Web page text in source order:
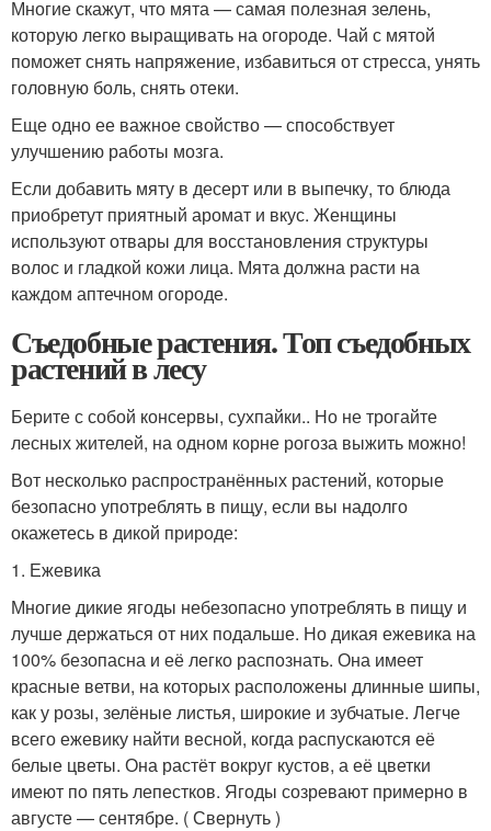
Многие скажут, что мята — самая полезная зелень,
которую легко выращивать на огороде. Чай с мятой
поможет снять напряжение, избавиться от стресса, унять
головную боль, снять отеки.
Еще одно ее важное свойство — способствует
улучшению работы мозга.
Если добавить мяту в десерт или в выпечку, то блюда
приобретут приятный аромат и вкус. Женщины
используют отвары для восстановления структуры
волос и гладкой кожи лица. Мята должна расти на
каждом аптечном огороде.
Съедобные растения. Топ съедобных
растений в лесу
Берите с собой консервы, сухпайки.. Но не трогайте
лесных жителей, на одном корне рогоза выжить можно!
Вот несколько распространённых растений, которые
безопасно употреблять в пищу, если вы надолго
окажетесь в дикой природе:
1. Ежевика
Многие дикие ягоды небезопасно употреблять в пищу и
лучше держаться от них подальше. Но дикая ежевика на
100% безопасна и её легко распознать. Она имеет
красные ветви, на которых расположены длинные шипы,
как у розы, зелёные листья, широкие и зубчатые. Легче
всего ежевику найти весной, когда распускаются её
белые цветы. Она растёт вокруг кустов, а её цветки
имеют по пять лепестков. Ягоды созревают примерно в
августе — сентябре. ( Свернуть )